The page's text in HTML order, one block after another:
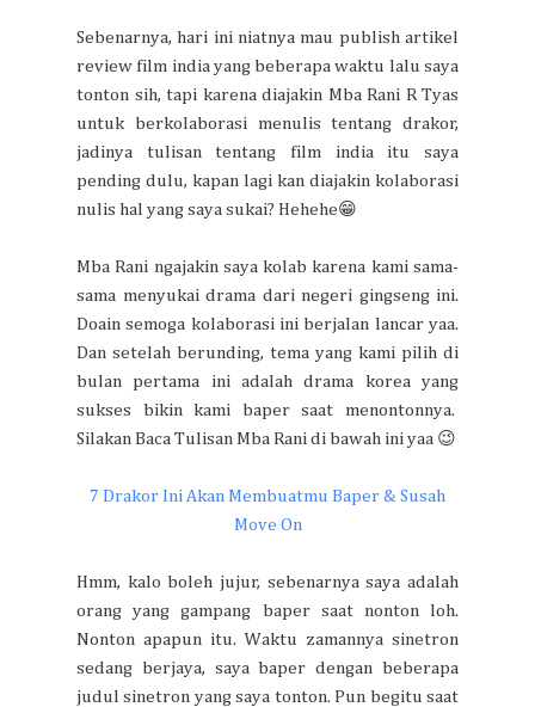
Sebenarnya, hari ini niatnya mau publish artikel
review film india yang beberapa waktu lalu saya
tonton sih, tapi karena diajakin Mba Rani R Tyas
untuk berkolaborasi menulis tentang drakor,
jadinya tulisan tentang film india itu saya
pending dulu, kapan lagi kan diajakin kolaborasi
nulis hal yang saya sukai? Hehehe😁
Mba Rani ngajakin saya kolab karena kami sama-
sama menyukai drama dari negeri gingseng ini.
Doain semoga kolaborasi ini berjalan lancar yaa.
Dan setelah berunding, tema yang kami pilih di
bulan pertama ini adalah drama korea yang
sukses bikin kami baper saat menontonnya.
Silakan Baca Tulisan Mba Rani di bawah ini yaa 😉
7 Drakor Ini Akan Membuatmu Baper & Susah
Move On
Hmm, kalo boleh jujur, sebenarnya saya adalah
orang yang gampang baper saat nonton loh.
Nonton apapun itu. Waktu zamannya sinetron
sedang berjaya, saya baper dengan beberapa
judul sinetron yang saya tonton. Pun begitu saat